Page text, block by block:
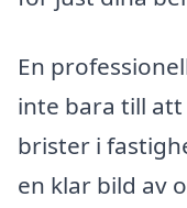
En
inte bara till
brister i
en klar bild av